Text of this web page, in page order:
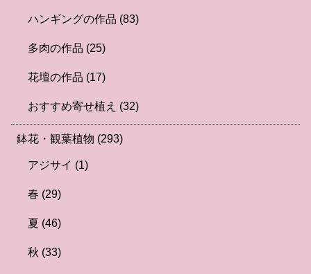
ハンギングの作品 (83)
多肉の作品 (25)
花壇の作品 (17)
おすすめ寄せ植え (32)
鉢花・観葉植物 (293)
アジサイ (1)
春 (29)
夏 (46)
秋 (33)